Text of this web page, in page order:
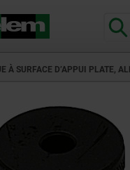
À SURFACE D’APPUI PLATE,